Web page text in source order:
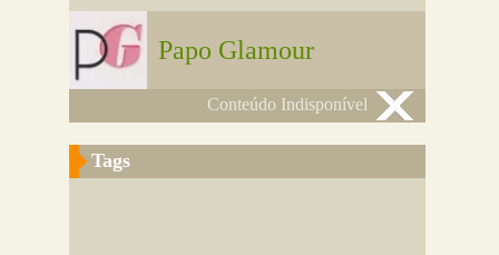
Papo Glamour
Conteúdo Indisponível
Tags